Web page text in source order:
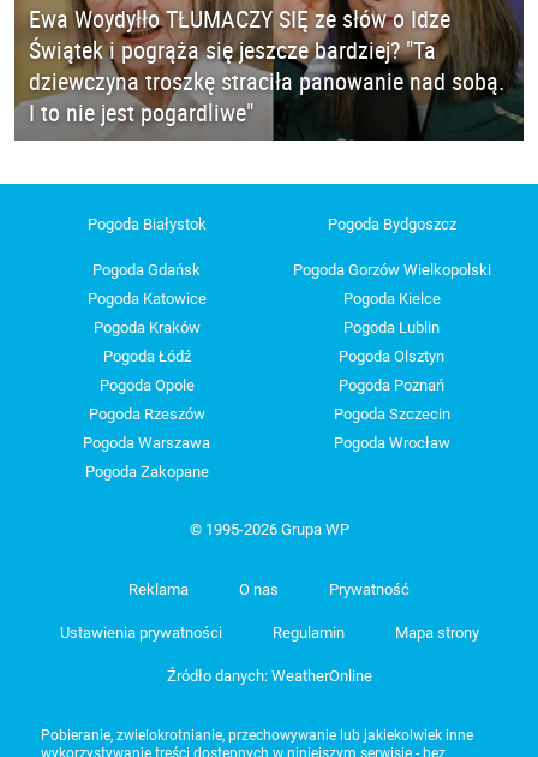
Ewa Woydyłło TŁUMACZY SIĘ ze słów o Idze
Świątek i pogrąża się jeszcze bardziej? "Ta
dziewczyna troszkę straciła panowanie nad sobą.
I to nie jest pogardliwe"
Pogoda Białystok Pogoda Bydgoszcz
Pogoda Gdańsk
Pogoda Gorzów Wielkopolski
Pogoda Katowice
Pogoda Kielce
Pogoda Kraków
Pogoda Lublin
Pogoda Łódź
Pogoda Olsztyn
Pogoda Opole
Pogoda Poznań
Pogoda Rzeszów
Pogoda Szczecin
Pogoda Warszawa
Pogoda Wrocław
Pogoda Zakopane
© 1995-2026 Grupa WP
Reklama O nas Prywatność
Ustawienia prywatności Regulamin Mapa strony
Źródło danych: WeatherOnline
Pobieranie, zwielokrotnianie, przechowywanie lub jakiekolwiek inne
wykorzystywanie treści dostępnych w niniejszym serwisie - bez